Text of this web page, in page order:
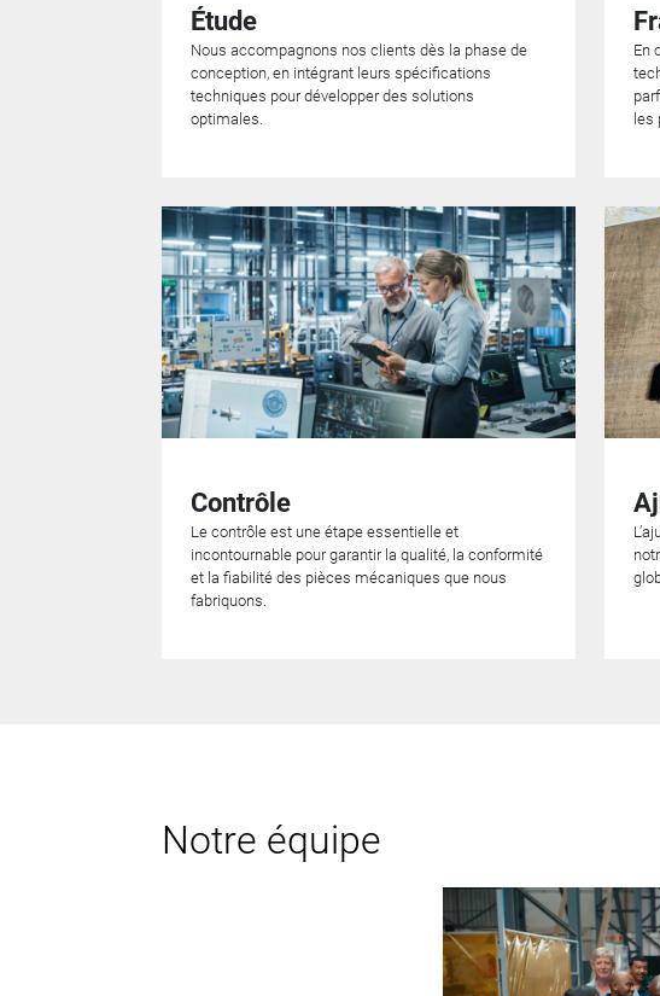
Étude
Nous accompagnons nos clients dès la phase de
conception, en intégrant leurs spécifications
techniques pour développer des solutions
optimales.
En
les
Contrôle
Le contrôle est une étape essentielle et
incontournable pour garantir la qualité, la conformité
et la fiabilité des pièces mécaniques que nous
fabriquons.
Notre équipe